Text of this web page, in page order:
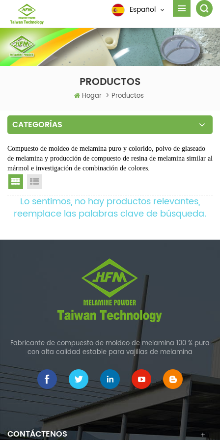
Español
PRODUCTOS
Hogar > Productos
CATEGORÍAS
Compuesto de moldeo de melamina puro y colorido, polvo de glaseado
de melamina y producción de compuesto de resina de melamina similar al
mármol e investigación de combinación de colores.
Grid View
Lo sentimos, no hay productos relevantes,
reemplace las palabras clave de búsqueda.
Fabricante de compuesto de moldeo de melamina 100 % pura
con alta calidad estable para vajillas de melamina
CONTÁCTENOS